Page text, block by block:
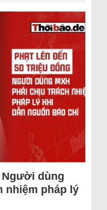
Người dùng
nhiệm pháp lý